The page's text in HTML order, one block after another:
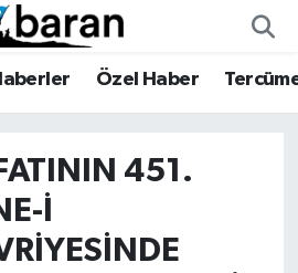
Özel Haber
451.
I
Durumu ve Fikstür